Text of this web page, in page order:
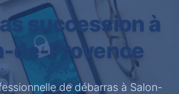
succession à
de-Provence
de débarras à Salon-